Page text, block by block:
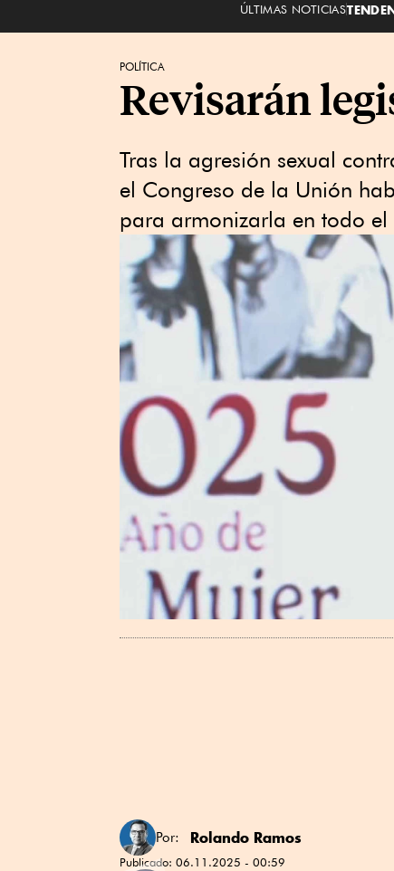
ÚLTIMAS NOTICIAS
POLÍTICA
Revisarán
Tras la agresión sexual
el Congreso de la Unión
para armonizarla en todo el
Por: Rolando Ramos
Publicado: 06.11.2025 - 00:59